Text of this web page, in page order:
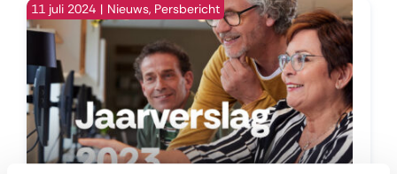
11 juli 2024 | Nieuws, Persbericht